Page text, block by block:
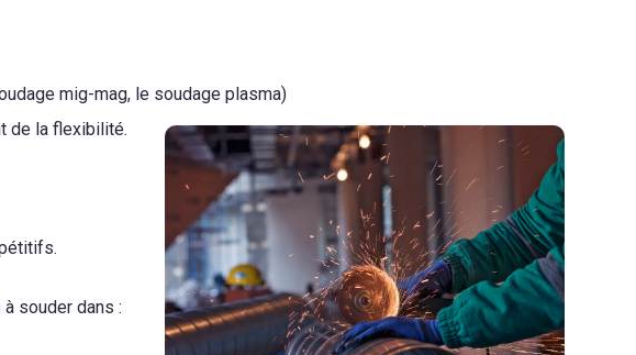
mig-mag, le soudage plasma)
de la flexibilité.
souder dans :